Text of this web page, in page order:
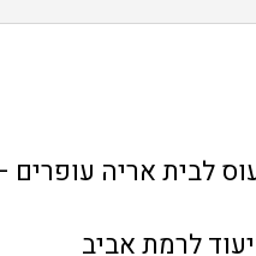
לבית אריה עופרים
לרמת אביב